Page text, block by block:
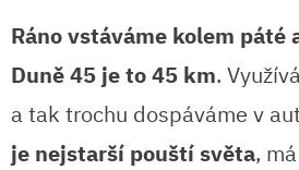
Ráno vstáváme kolem páté
Duně 45 je to 45 km.
a tak trochu dospáváme v
je nejstarší pouští světa,